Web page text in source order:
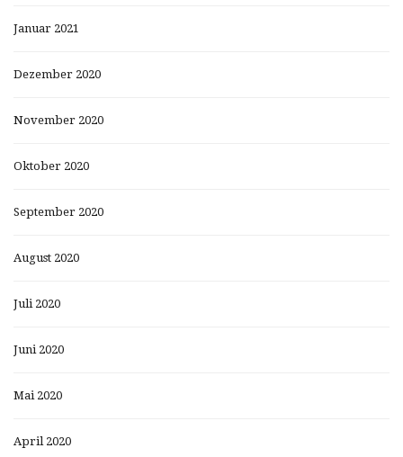
Januar 2021
Dezember 2020
November 2020
Oktober 2020
September 2020
August 2020
Juli 2020
Juni 2020
Mai 2020
April 2020